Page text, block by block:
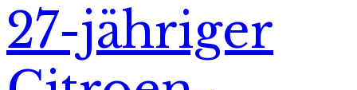
27-jähriger